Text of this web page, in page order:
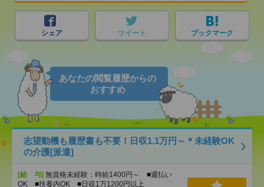
シェア ツイート ブックマーク
あなたの閲覧履歴からの
おすすめ
志望動機も履歴書も不要！日収1.1万円～＊未経験OK
の介護[派遣]
[給 与] 無資格未経験：時給1400円～ ■週払い
OK ■扶養内OK ■日収1万1200円以上